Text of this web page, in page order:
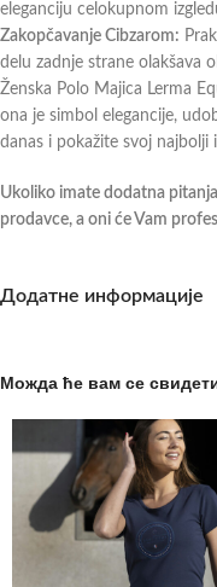
eleganciju celokupnom
Zakopčavanje Cibzarom:
delu zadnje strane olakšava
Ženska Polo Majica Lerma
ona je simbol elegancije,
danas i pokažite svoj najbolji
Ukoliko imate dodatna
prodavce, a oni će Vam
Додатне информације
Можда ће вам се